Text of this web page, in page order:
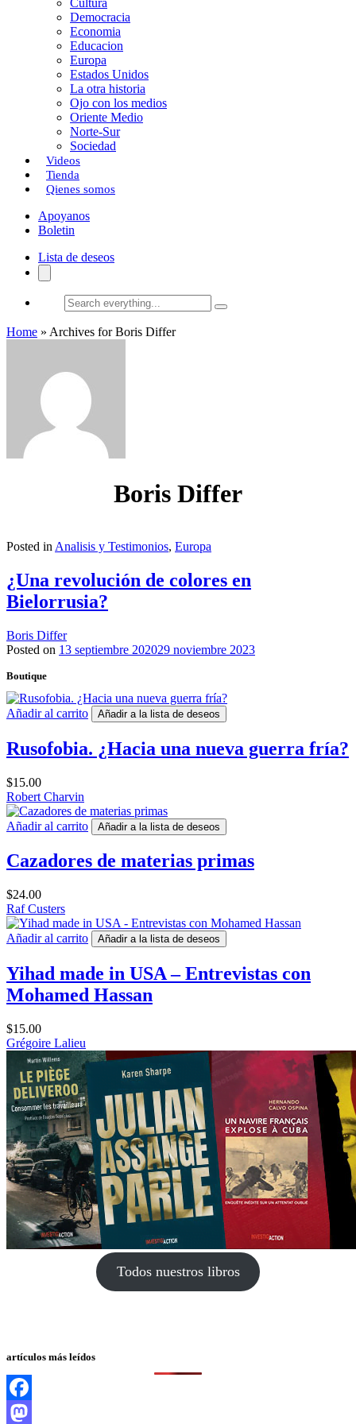
Cultura
Democracia
Economia
Educacion
Europa
Estados Unidos
La otra historia
Ojo con los medios
Oriente Medio
Norte-Sur
Sociedad
Videos
Tienda
Qienes somos
Apoyanos
Boletin
Lista de deseos
Search
everything...
Home » Archives for Boris Differ
Boris Differ
Posted in Analisis y Testimonios, Europa
¿Una revolución de colores en
Bielorrusia?
Boris Differ
Posted on 13 septiembre 202029 noviembre 2023
Boutique
Añadir al carrito Añadir a la lista de deseos
Rusofobia. ¿Hacia una nueva guerra fría?
$15.00
Robert Charvin
Añadir al carrito Añadir a la lista de deseos
Cazadores de materias primas
$24.00
Raf Custers
Añadir al carrito Añadir a la lista de deseos
Yihad made in USA – Entrevistas con
Mohamed Hassan
$15.00
Grégoire Lalieu
Todos nuestros libros
artículos más leídos
Facebook